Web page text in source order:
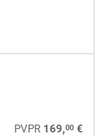
PVPR 169,00€